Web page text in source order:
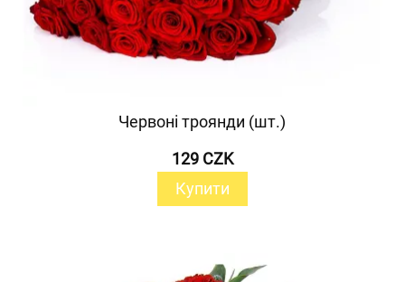
Червоні троянди (шт.)
129 CZK
Купити